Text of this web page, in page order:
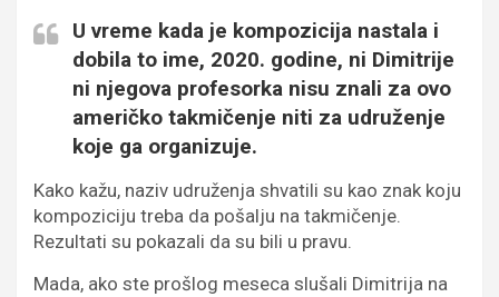
U vreme kada je kompozicija nastala i
dobila to ime, 2020. godine, ni Dimitrije
ni njegova profesorka nisu znali za ovo
američko takmičenje niti za udruženje
koje ga organizuje.
Kako kažu, naziv udruženja shvatili su kao znak koju
kompoziciju treba da pošalju na takmičenje.
Rezultati su pokazali da su bili u pravu.
Mada, ako ste prošlog meseca slušali Dimitrija na